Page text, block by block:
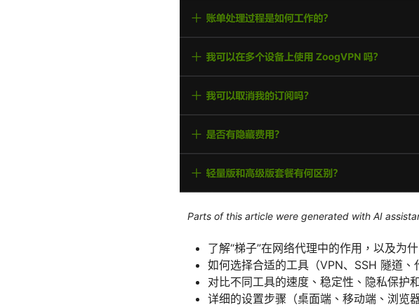
Parts of this article were generated with AI
了解“梯子”在网络代理中的作用，以及为
如何选择合适的工具（VPN、SSH 隧道、
对比不同工具的速度、稳定性、隐私保护
详细的设置步骤（桌面端、移动端、浏览器